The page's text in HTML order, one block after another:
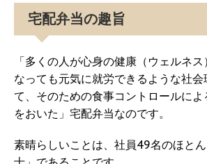
宅配弁当の趣旨
「多くの人が心身の健康（ウェルネ
なっても元気に就労できるような社会
て、そのための食事コントロールに
をおいた」宅配弁当なのです。
素晴らしいことは、社員49名のほと